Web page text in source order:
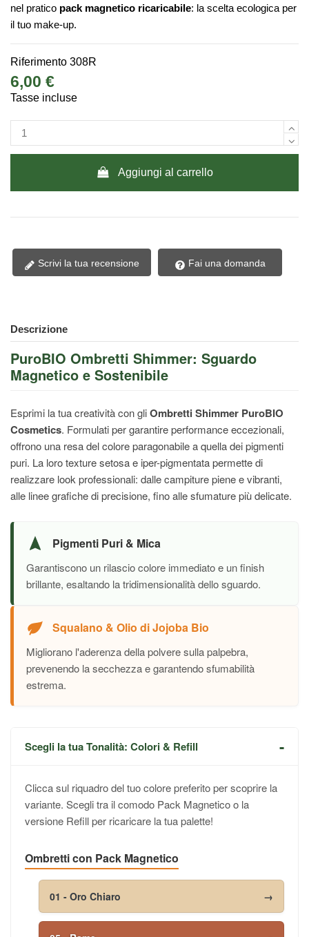
nel pratico pack magnetico ricaricabile: la scelta ecologica per
il tuo make-up.
Riferimento 308R
6,00 €
Tasse incluse
Aggiungi al carrello
Scrivi la tua recensione Fai una domanda
Descrizione
PuroBIO Ombretti Shimmer: Sguardo
Magnetico e Sostenibile
Esprimi la tua creatività con gliOmbretti Shimmer PuroBIO
Cosmetics. Formulati per garantire performance eccezionali,
offrono una resa del colore paragonabile a quella dei pigmenti
puri. La loro texture setosa e iper-pigmentata permette di
realizzare look professionali: dalle campiture piene e vibranti,
alle linee grafiche di precisione, fino alle sfumature più delicate.
Pigmenti Puri & Mica
Garantiscono un rilascio colore immediato e un finish
brillante, esaltando la tridimensionalità dello sguardo.
Squalano & Olio di Jojoba Bio
Migliorano l'aderenza della polvere sulla palpebra,
prevenendo la secchezza e garantendo sfumabilità
estrema.
Scegli la tua Tonalità: Colori & Refill
Clicca sul riquadro del tuo colore preferito per scoprire la
variante. Scegli tra il comodo Pack Magnetico o la
versione Refill per ricaricare la tua palette!
Ombretti con Pack Magnetico
01 - Oro Chiaro →